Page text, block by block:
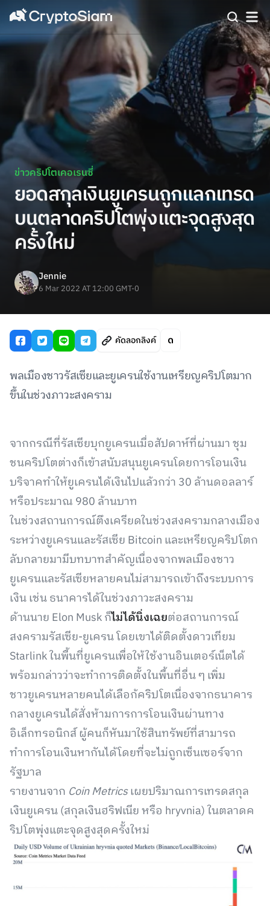
ข่าวคริปโตเคอเรนซี่
ยอดสกุลเงินยูเครนถูกแลกเทรด
บนตลาดคริปโตพุ่งแตะจุดสูงสุด
ครั้งใหม่
Jennie
6 Mar 2022 AT 12:00 GMT-0
คัดลอกลิงค์
พลเมืองชาวรัสเซียและยูเครนใช้งานเหรียญคริปโตมาก
ขึ้นในช่วงภาวะสงคราม
จากกรณีที่รัสเซียบุกยูเครนเมื่อสัปดาห์ที่ผ่านมา ชุม
ชนคริปโตต่างก็เข้าสนับสนุนยูเครนโดยการโอนเงิน
บริจาคทำให้ยูเครนได้เงินไปแล้วกว่า 30 ล้านดอลลาร์
หรือประมาณ 980 ล้านบาท
ในช่วงสถานการณ์ตึงเครียดในช่วงสงครามกลางเมือง
ระหว่างยูเครนและรัสเซีย Bitcoin และเหรียญคริปโตก
ลับกลายมามีบทบาทสำคัญเนื่องจากพลเมืองชาว
ยูเครนและรัสเซียหลายคนไม่สามารถเข้าถึงระบบการ
เงิน เช่น ธนาคารได้ในช่วงภาวะสงคราม
ด้านนาย Elon Musk ก็ไม่ได้นิ่งเฉยต่อสถานการณ์
สงครามรัสเซีย-ยูเครน โดยเขาได้ติดตั้งดาวเทียม
Starlink ในพื้นที่ยูเครนเพื่อให้ใช้งานอินเตอร์เน็ตได้
พร้อมกล่าวว่าจะทำการติดตั้งในพื้นที่อื่น ๆ เพิ่ม
ชาวยูเครนหลายคนได้เลือก้คริปโตเนื่องจากธนาคาร
กลางยูเครนได้สั่งห้ามการการโอนเงินผ่านทาง
อิเล็กทรอนิกส์ ผู้คนก็หันมาใช้สินทรัพย์ที่สามารถ
ทำการโอนเงินหากันได้โดยที่จะไม่ถูกเซ็นเซอร์จาก
รัฐบาล
รายงานจาก Coin Metricsเผยปริมาณการเทรดสกุล
เงินยูเครน (สกุลเงินฮริฟเนีย หรือ hryvnia) ในตลาดค
ริปโตพุ่งแตะจุดสูงสุดครั้งใหม่